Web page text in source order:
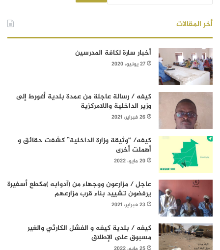
أخر المقالات
أخبار سارة لكافة المدرسين
27 يونيو، 2020
كيفه / رسالة عاجلة من عمدة بلدية أغورط إلى
وزير الداخلية واللامركزية
26 فبراير، 2021
كيفه/ “وثيقة وزارة الداخلية” كشفت حقائق و
أهملت أخرى
20 مايو، 2022
عاجل / مزارعون ووجهاء من (آدوابه )مكطع أسفيرة
يرفضون تشييد بناء قرب مزارعهم
23 فبراير، 2021
كيفه / بلدية كيفه و الفشل الكارثي والغير
مسبوق على الإطلاق